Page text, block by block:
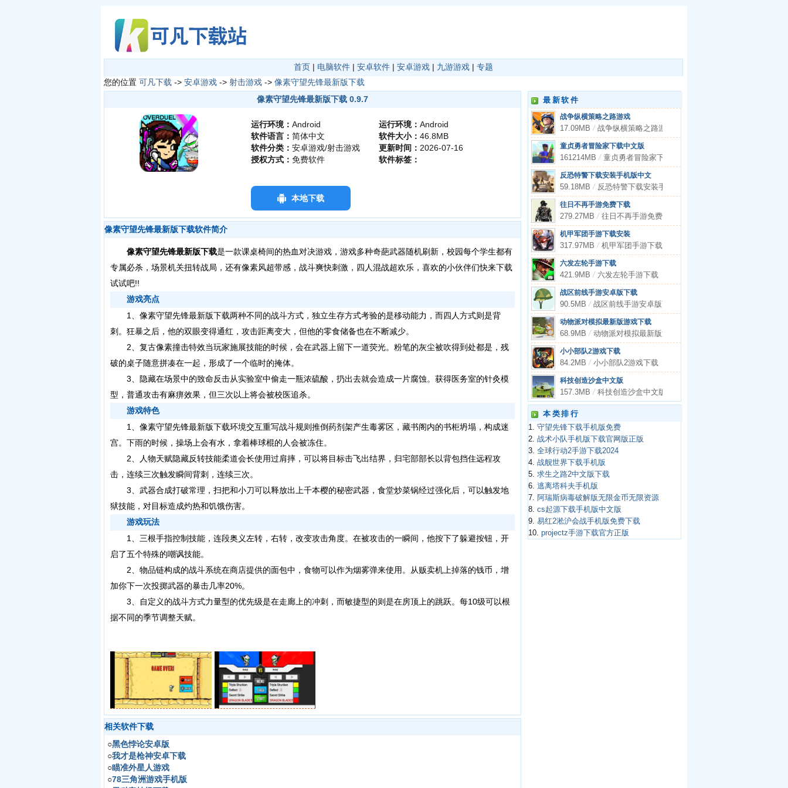
首页 | 电脑软件 | 安卓软件 | 安卓游戏 | 九游游戏 | 专题
您的位置 可凡下载 -> 安卓游戏 -> 射击游戏 -> 像素守望先锋最新版下载
像素守望先锋最新版下载 0.9.7
运行环境： Android
软件语言： 简体中文
软件分类： 安卓游戏/射击游戏
授权方式： 免费软件
运行环境： Android
软件大小： 46.8MB
更新时间： 2026-07-16
软件标签：
本地下载
像素守望先锋最新版下载软件简介
像素守望先锋最新版下载是一款课桌椅间的热血对决游戏，游戏多种奇葩武器随机刷新，校园每个学生都有
专属必杀，场景机关扭转战局，还有像素风超带感，战斗爽快刺激，四人混战超欢乐，喜欢的小伙伴们快来下载
试试吧!!
游戏亮点
1、像素守望先锋最新版下载两种不同的战斗方式，独立生存方式考验的是移动能力，而四人方式则是背
刺。狂暴之后，他的双眼变得通红，攻击距离变大，但他的零食储备也在不断减少。
2、复古像素撞击特效当玩家施展技能的时候，会在武器上留下一道荧光。粉笔的灰尘被吹得到处都是，残
破的桌子随意拼凑在一起，形成了一个临时的掩体。
3、隐藏在场景中的致命反击从实验室中偷走一瓶浓硫酸，扔出去就会造成一片腐蚀。获得医务室的针灸模
型，普通攻击有麻痹效果，但三次以上将会被校医追杀。
游戏特色
1、像素守望先锋最新版下载环境交互重写战斗规则推倒药剂架产生毒雾区，藏书阁内的书柜坍塌，构成迷
宫。下雨的时候，操场上会有水，拿着棒球棍的人会被冻住。
2、人物天赋隐藏反转技能柔道会长使用过肩摔，可以将目标击飞出结界，归宅部部长以背包挡住远程攻
击，连续三次触发瞬间背刺，连续三次。
3、武器合成打破常理，扫把和小刀可以释放出上千本樱的秘密武器，食堂炒菜锅经过强化后，可以触发地
狱技能，对目标造成灼热和饥饿伤害。
游戏玩法
1、三根手指控制技能，连段奥义左转，右转，改变攻击角度。在被攻击的一瞬间，他按下了躲避按钮，开
启了五个特殊的嘲讽技能。
2、物品链构成的战斗系统在商店提供的面包中，食物可以作为烟雾弹来使用。从贩卖机上掉落的钱币，增
加你下一次投掷武器的暴击几率20%。
3、自定义的战斗方式力量型的优先级是在走廊上的冲刺，而敏捷型的则是在房顶上的跳跃。每10级可以根
据不同的季节调整天赋。
相关软件下载
○黑色悖论安卓版
○我才是枪神安卓下载
○瞄准外星人游戏
○78三角洲游戏手机版
最新软件
战争纵横策略之路游戏
17.09MB/ 战争纵横策略之路游戏
童贞勇者冒险家下载中文版
161214MB/ 童贞勇者冒险家下载中文版
反恐特警下载安装手机版中文
59.18MB/ 反恐特警下载安装手机版中文
往日不再手游免费下载
279.27MB/ 往日不再手游免费下载
机甲军团手游下载安装
317.97MB/ 机甲军团手游下载安装
六发左轮手游下载
421.9MB/ 六发左轮手游下载
战区前线手游安卓版下载
90.5MB/ 战区前线手游安卓版下载
动物派对模拟最新版游戏下载
68.9MB/ 动物派对模拟最新版游戏下载
小小部队2游戏下载
84.2MB/ 小小部队2游戏下载
科技创造沙盒中文版
157.3MB/ 科技创造沙盒中文版
本类排行
1. 守望先锋下载手机版免费
2. 战术小队手机版下载官网版正版
3. 全球行动2手游下载2024
4. 战舰世界下载手机版
5. 求生之路2中文版下载
6. 逃离塔科夫手机版
7. 阿瑞斯病毒破解版无限金币无限资源
8. cs起源下载手机版中文版
9. 易红2淞沪会战手机版免费下载
10. projectz手游下载官方正版